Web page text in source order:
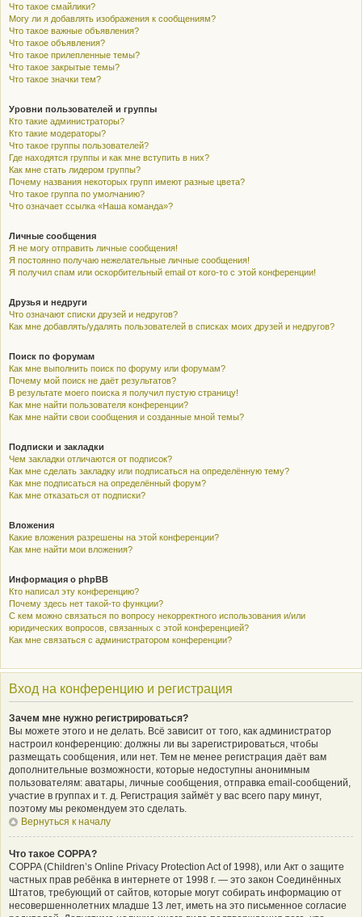
Что такое смайлики?
Могу ли я добавлять изображения к сообщениям?
Что такое важные объявления?
Что такое объявления?
Что такое прилепленные темы?
Что такое закрытые темы?
Что такое значки тем?
Уровни пользователей и группы
Кто такие администраторы?
Кто такие модераторы?
Что такое группы пользователей?
Где находятся группы и как мне вступить в них?
Как мне стать лидером группы?
Почему названия некоторых групп имеют разные цвета?
Что такое группа по умолчанию?
Что означает ссылка «Наша команда»?
Личные сообщения
Я не могу отправить личные сообщения!
Я постоянно получаю нежелательные личные сообщения!
Я получил спам или оскорбительный email от кого-то с этой конференции!
Друзья и недруги
Что означают списки друзей и недругов?
Как мне добавлять/удалять пользователей в списках моих друзей и недругов?
Поиск по форумам
Как мне выполнить поиск по форуму или форумам?
Почему мой поиск не даёт результатов?
В результате моего поиска я получил пустую страницу!
Как мне найти пользователя конференции?
Как мне найти свои сообщения и созданные мной темы?
Подписки и закладки
Чем закладки отличаются от подписок?
Как мне сделать закладку или подписаться на определённую тему?
Как мне подписаться на определённый форум?
Как мне отказаться от подписки?
Вложения
Какие вложения разрешены на этой конференции?
Как мне найти мои вложения?
Информация о phpBB
Кто написал эту конференцию?
Почему здесь нет такой-то функции?
С кем можно связаться по вопросу некорректного использования и/или
юридических вопросов, связанных с этой конференцией?
Как мне связаться с администратором конференции?
Вход на конференцию и регистрация
Зачем мне нужно регистрироваться?
Вы можете этого и не делать. Всё зависит от того, как администратор
настроил конференцию: должны ли вы зарегистрироваться, чтобы
размещать сообщения, или нет. Тем не менее регистрация даёт вам
дополнительные возможности, которые недоступны анонимным
пользователям: аватары, личные сообщения, отправка email-сообщений,
участие в группах и т. д. Регистрация займёт у вас всего пару минут,
поэтому мы рекомендуем это сделать.
Вернуться к началу
Что такое COPPA?
COPPA (Children’s Online Privacy Protection Act of 1998), или Акт о защите
частных прав ребёнка в интернете от 1998 г. — это закон Соединённых
Штатов, требующий от сайтов, которые могут собирать информацию от
несовершеннолетних младше 13 лет, иметь на это письменное согласие